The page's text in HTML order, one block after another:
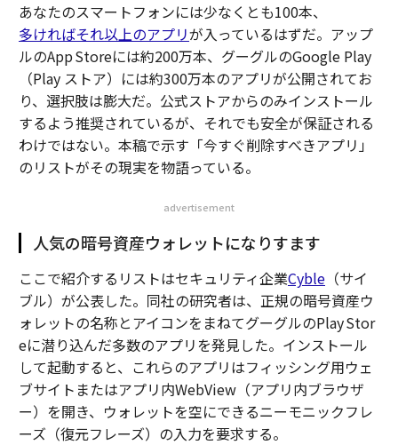
あなたのスマートフォンには少なくとも100本、
多ければそれ以上のアプリが入っているはずだ。アップ
ルのApp Storeには約200万本、グーグルのGoogle Play
（Play ストア）には約300万本のアプリが公開されてお
り、選択肢は膨大だ。公式ストアからのみインストール
するよう推奨されているが、それでも安全が保証される
わけではない。本稿で示す「今すぐ削除すべきアプリ」
のリストがその現実を物語っている。
advertisement
人気の暗号資産ウォレットになりすます
ここで紹介するリストはセキュリティ企業Cyble（サイ
ブル）が公表した。同社の研究者は、正規の暗号資産ウ
ォレットの名称とアイコンをまねてグーグルのPlay Stor
eに潜り込んだ多数のアプリを発見した。インストール
して起動すると、これらのアプリはフィッシング用ウェ
ブサイトまたはアプリ内WebView（アプリ内ブラウザ
ー）を開き、ウォレットを空にできるニーモニックフレ
ーズ（復元フレーズ）の入力を要求する。